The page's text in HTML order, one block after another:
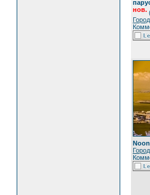
нов.
Город
Noon
Город